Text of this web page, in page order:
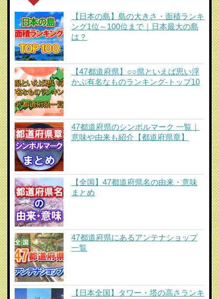
【日本の島】島の大きさ・面積ランキ
ング1位～100位まで｜日本最大の島
は？
【47都道府県】○○県といえば思い浮
かぶ有名なものランキング-トップ10
47都道府県のシンボルマーク 一覧｜
意味や由来も紹介【都道府県章】
【全国】47都道府県名の由来・意味
まとめ
47都道府県にあるアンテナショップ
一覧
【日本全国】タワー・塔の高さランキ